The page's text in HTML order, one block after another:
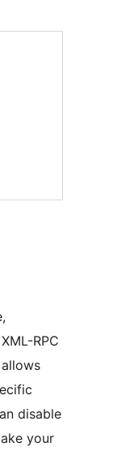
RPC
disable
your